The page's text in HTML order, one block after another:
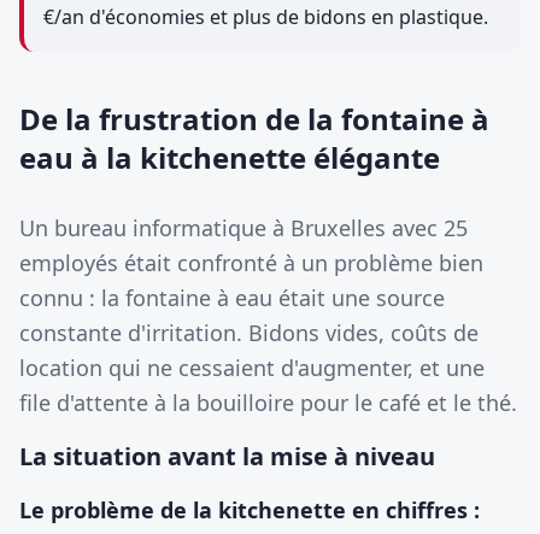
€/an d'économies et plus de bidons en plastique.
De la frustration de la fontaine à
eau à la kitchenette élégante
Un bureau informatique à Bruxelles avec 25
employés était confronté à un problème bien
connu : la fontaine à eau était une source
constante d'irritation. Bidons vides, coûts de
location qui ne cessaient d'augmenter, et une
file d'attente à la bouilloire pour le café et le thé.
La situation avant la mise à niveau
Le problème de la kitchenette en chiffres :